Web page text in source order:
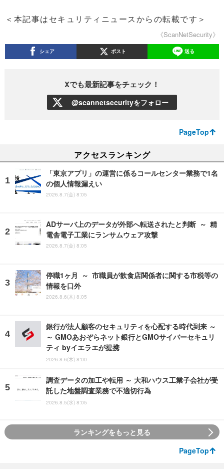
＜本記事はセキュリティニュースからの転載です＞
《ScanNetSecurity》
シェア ポスト 送る
Xでも最新記事をチェック！
@scannetsecurityをフォロー
PageTop
アクセスランキング
「東京アプリ」の運営に係るコールセンター業務で1名
の個人情報漏えい
2026.8.7(金) 8:05
ADサーバ上のデータが外部へ転送されたと判断 ～ 精
電舎電子工業にランサムウェア攻撃
2026.8.7(金) 8:05
停職1ヶ月 ～ 市職員が飲食店関係者に関する市税等の
情報を口外
2026.8.6(木) 8:05
銀行が法人顧客のセキュリティを心配する時代到来 ～
～ GMOあおぞらネット銀行とGMOサイバーセキュリ
ティ byイエラエが提携
2026.8.6(木) 8:00
調査データの加工や転用 ～ 大和ハウス工業子会社が受
託した地盤調査業務で不適切行為
2026.8.5(水) 8:05
ランキングをもっと見る
PageTop